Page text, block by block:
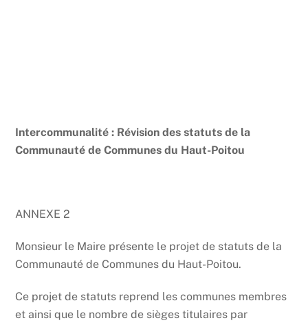
Intercommunalité : Révision des statuts de la
Communauté de Communes du Haut-Poitou
ANNEXE 2
Monsieur le Maire présente le projet de statuts de la
Communauté de Communes du Haut-Poitou.
Ce projet de statuts reprend les communes membres
et ainsi que le nombre de sièges titulaires par